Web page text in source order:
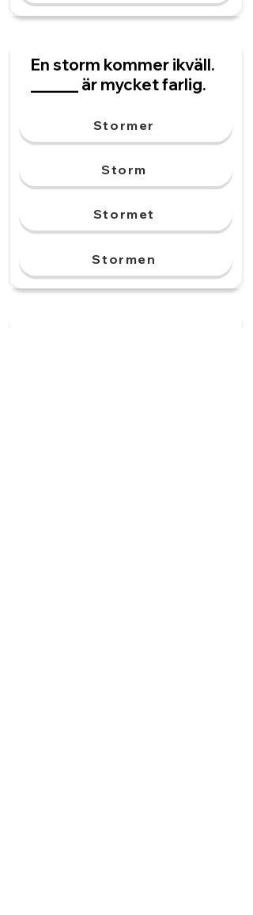
En storm kommer ikväll.
______ är mycket farlig.
Stormer
Storm
Stormet
Stormen